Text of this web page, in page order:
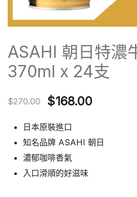
ASAHI 朝日特濃
370ml x 24支
$270.00
Original
price
was:
$270.00.
$168.00
is:
日本原裝進口
知名品牌 ASAHI 朝日
濃郁咖啡香氣
入口滑順的好滋味